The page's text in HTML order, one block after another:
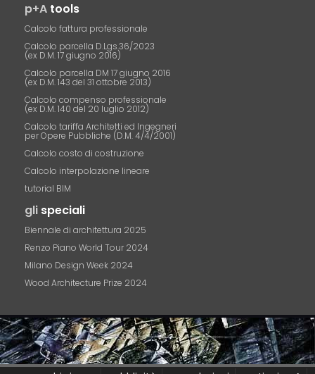
p+A tools
Calcolo fattura professionale
Calcolo parcella D.Lgs.36/2023
(ex D.M. 17 giugno 2016)
Calcolo parcella DM 17 giugno 2016
(ex D.M. 143 del 31 ottobre 2013)
Calcolo compenso professionale
(ex D.M. 140 del 20 luglio 2012)
Calcolo tariffa Architetti ed Ingegneri
per Opere Pubbliche (D.M. 4/4/2001)
Calcolo costo di costruzione
Calcolo interpolazione lineare
tutorial BIM
gli speciali
Biennale di architettura 2025
Renzo Piano World Tour 2024
Milano Design Week 2024
Wood Architecture Prize 2024